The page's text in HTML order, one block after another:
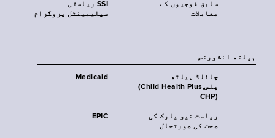
SSI ریاستی
سپلیمینٹل پروگرام
سابق فوجیوں کے
معاملات
‏ہیلتھ انشورنس
Medicaid
چائلڈ ہیلتھ
پلس‎(Child Health Plus,
CHP)‎
EPIC
ریاست نیو یارک کی
صحت کی صورتحال